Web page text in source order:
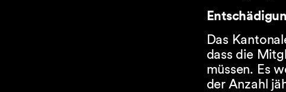
Das
dass die
müssen. Es
der Anzahl